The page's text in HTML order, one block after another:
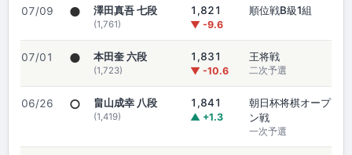
07/09 ● 澤田真吾 七段
(1,761)
1,821
▼ -9.6
順位戦B級1組
07/01 ● 本田奎 六段
(1,723)
1,831
▼ -10.6
王将戦
二次予選
06/26 ○ 畠山成幸 八段
(1,419)
1,841
▲ +1.3
朝日杯将棋オープ
ン戦
一次予選